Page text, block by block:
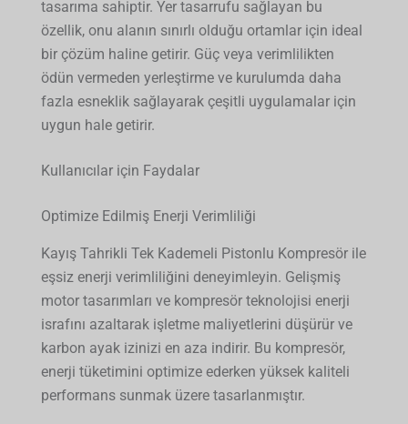
tasarıma sahiptir. Yer tasarrufu sağlayan bu
özellik, onu alanın sınırlı olduğu ortamlar için ideal
bir çözüm haline getirir. Güç veya verimlilikten
ödün vermeden yerleştirme ve kurulumda daha
fazla esneklik sağlayarak çeşitli uygulamalar için
uygun hale getirir.
Kullanıcılar için Faydalar
Optimize Edilmiş Enerji Verimliliği
Kayış Tahrikli Tek Kademeli Pistonlu Kompresör ile
eşsiz enerji verimliliğini deneyimleyin. Gelişmiş
motor tasarımları ve kompresör teknolojisi enerji
israfını azaltarak işletme maliyetlerini düşürür ve
karbon ayak izinizi en aza indirir. Bu kompresör,
enerji tüketimini optimize ederken yüksek kaliteli
performans sunmak üzere tasarlanmıştır.